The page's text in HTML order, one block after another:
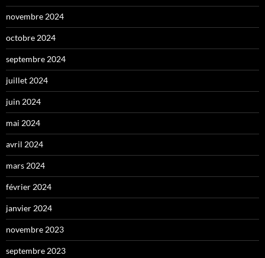
novembre 2024
octobre 2024
septembre 2024
juillet 2024
juin 2024
mai 2024
avril 2024
mars 2024
février 2024
janvier 2024
novembre 2023
septembre 2023